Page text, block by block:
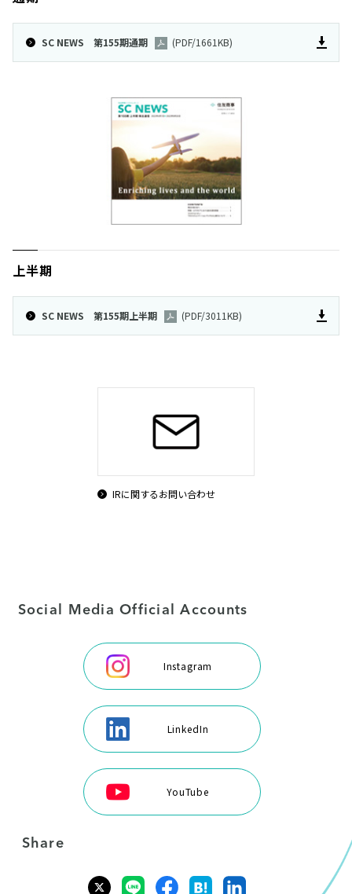
SC NEWS 第155期通期 (PDF/1661KB)
上半期
SC NEWS 第155期上半期 (PDF/3011KB)
IRに関するお問い合わせ
Social Media Official Accounts
Instagram
LinkedIn
YouTube
Share